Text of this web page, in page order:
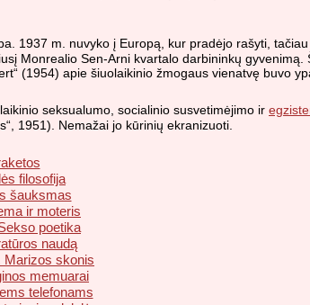
1937 m. nuvyko į Europą, kur pradėjo rašyti,
Monrealio Sen-Arni kvartalo darbininkų
(1954) apie šiuolaikinio žmogaus vienatvę buvo
seksualumo, socialinio susvetimėjimo ir
1951). Nemažai jo kūrinių ekranizuoti.
filosofija
šauksmas
ir moteris
poetika
naudą
Marizos skonis
memuarai
telefonams